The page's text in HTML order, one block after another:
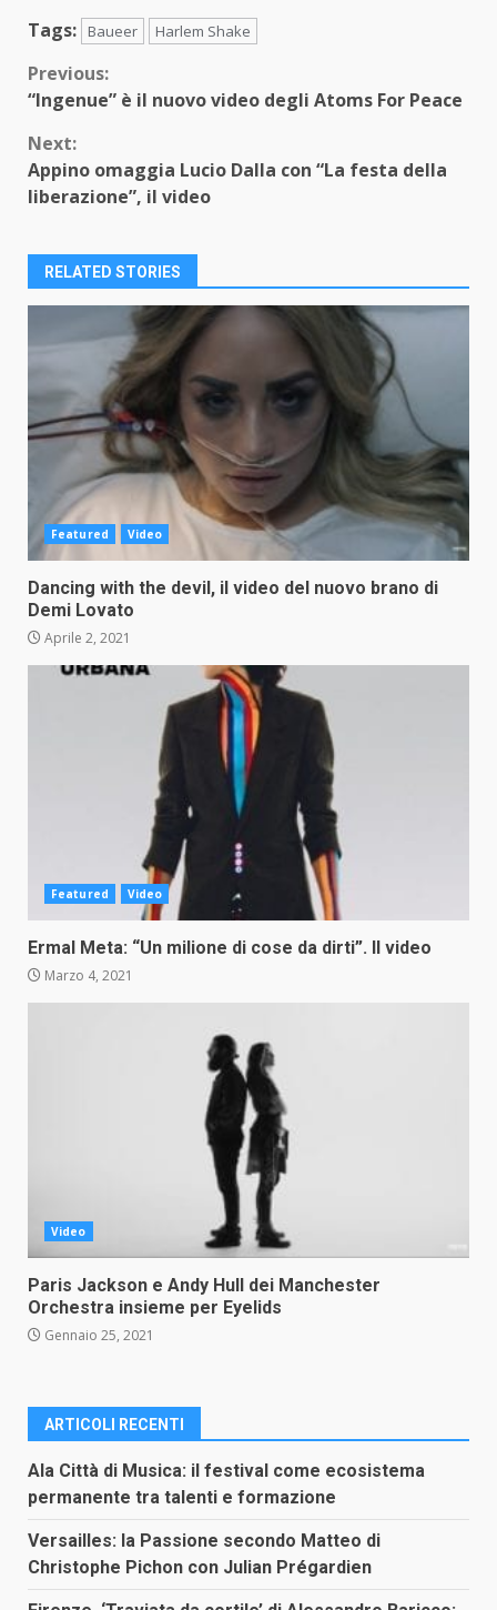
Tags: Baueer Harlem Shake
Continue
Reading
Previous:
“Ingenue” è il nuovo video degli Atoms For Peace
Next:
Appino omaggia Lucio Dalla con “La festa della
liberazione”, il video
RELATED STORIES
Featured Video
Dancing with the devil, il video del nuovo brano di
Demi Lovato
Aprile 2, 2021
Featured Video
Ermal Meta: “Un milione di cose da dirti”. Il video
Marzo 4, 2021
Video
Paris Jackson e Andy Hull dei Manchester
Orchestra insieme per Eyelids
Gennaio 25, 2021
ARTICOLI RECENTI
Ala Città di Musica: il festival come ecosistema
permanente tra talenti e formazione
Versailles: la Passione secondo Matteo di
Christophe Pichon con Julian Prégardien